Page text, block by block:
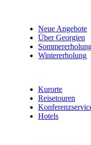
Neue Angebote
Über Georgien
Wintererholung
Kurorte
Reisetouren
Hotels